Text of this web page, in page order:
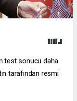
test sonucu daha
tarafından resmi